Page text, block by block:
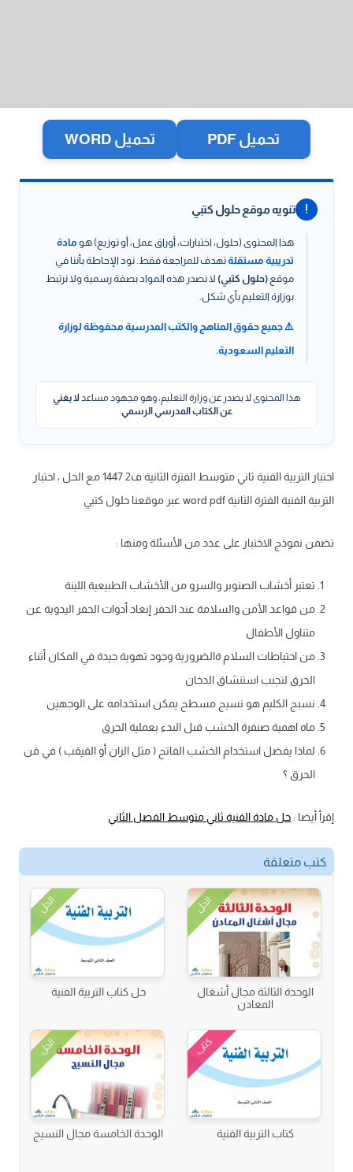
تحميل PDF تحميل WORD
! تنويه موقع حلول كتبي
هذا المحتوى (حلول، اختبارات، أوراق عمل، أو توزيع) هو مادة
تدريبية مستقلةتهدف للمراجعة فقط. نود الإحاطة بأننا في
موقع (حلول كتبي) لا نصدر هذه المواد بصفة رسمية ولا نرتبط
بوزارة التعليم بأي شكل.
⚠️ جميع حقوق المناهج والكتب المدرسية محفوظة لوزارة
التعليم السعودية.
هذا المحتوى لا يصدر عن وزارة التعليم، وهو مجهود مساعدلا يغني
عن الكتاب المدرسي الرسمي.
اختبار التربية الفنية ثاني متوسط الفترة الثانية ف2 1447 مع الحل ، اختبار
التربية الفنية الفترة الثانية word pdf عبر موقعنا حلول كتبي
تضمن نموذج الاختبار على عدد من الأسئلة ومنها :
تعتبر أخشاب الصنوبر والسرو من الأخشاب الطبيعية اللينة
من قواعد الأمن والسلامة عند الحفر إبعاد أدوات الحفر اليدوية عن
متناول الأطفال
من احتياطات السلام ةالضرورية وجود تهوية جيدة في المكان أثناء
الحرق لتجنب استنشاق الدخان
نسبج الكليم هو نسيج مسطح يمكن استخدامه على الوجهين
ماه اهمية صنفرة الخشب قبل البدء بعملية الحرق
لماذا يفضل استخدام الخشب الفاتح ( مثل الزان أو القيقب ) في فن
الحرق ؟
إقرأ أيضا :حل مادة الفنية ثاني متوسط الفصل الثاني
كتب متعلقة
الحل
الوحدة الثالثة مجال أشغال
المعادن
الحل
حل كتاب التربية الفنية
كتاب
كتاب التربية الفنية
الحل
الوحدة الخامسة مجال النسيج